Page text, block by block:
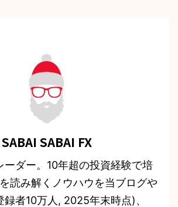
SABAI SABAI FX
ーダー。10年超の投資経験で培
読み解くノウハウを当ブログや
者10万人, 2025年末時点)、